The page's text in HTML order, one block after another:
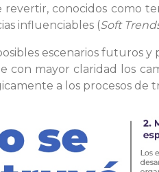
conocidos como
influenciables (Soft
escenarios futuros
con mayor claridad los
a los procesos de